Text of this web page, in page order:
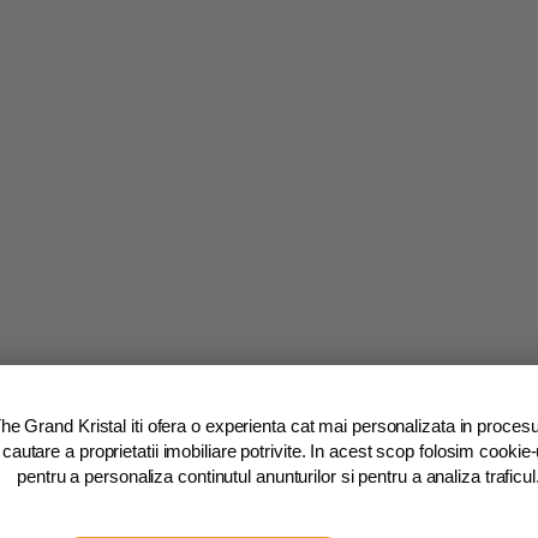
Grand Kristal iti ofera o experienta cat mai personalizata in
cautare a proprietatii imobiliare potrivite. In acest scop folosim
pentru a personaliza continutul anunturilor si pentru a analiza traficul.